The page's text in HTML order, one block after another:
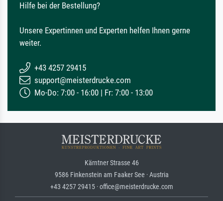
Hilfe bei der Bestellung?
Unsere Expertinnen und Experten helfen Ihnen gerne
weiter.
+43 4257 29415
support@meisterdrucke.com
Mo-Do: 7:00 - 16:00 | Fr: 7:00 - 13:00
Kärntner Strasse 46
9586 Finkenstein am Faaker See · Austria
+43 4257 29415 · office@meisterdrucke.com